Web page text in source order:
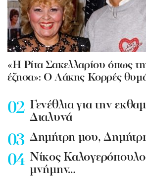
«Η Ρίτα Σακελλαρίου όπως
έζησα»: Ο Λάκης Κορρές
Γενέθλια για την
Διαλυνά
Δημήτρη μου,
Νίκος
μνήμην…